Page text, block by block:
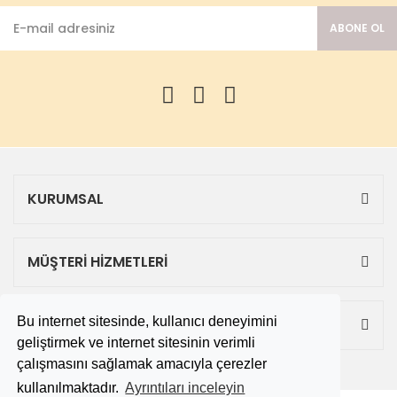
Bu internet sitesinde, kullanıcı deneyimini
geliştirmek ve internet sitesinin verimli
çalışmasını sağlamak amacıyla çerezler
kullanılmaktadır. Ayrıntıları inceleyin
ABONE OL
KURUMSAL
MÜŞTERİ HİZMETLERİ
ALIŞVERİŞ